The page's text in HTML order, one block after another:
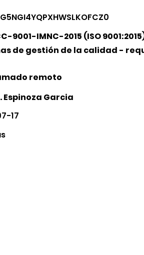
9001-IMNC-2015 (ISO
de gestión de la calidad -
remoto
Espinoza Garcia
17